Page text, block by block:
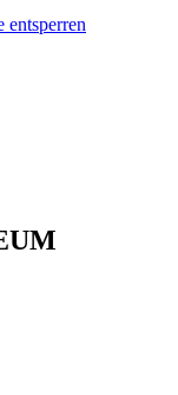
entsperren